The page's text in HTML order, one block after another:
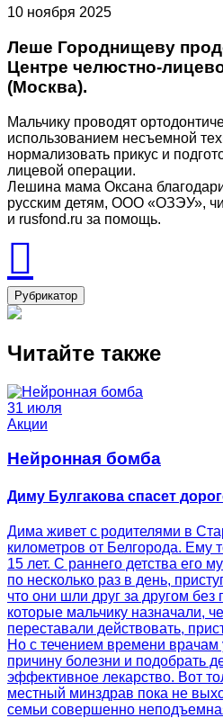
10 ноября 2025
Леше Городнищеву
Центре челюстно-
(Москва).
Мальчику проводят
использованием несъемной
нормализовать прикус и
лицевой операции.
Лешина мама Оксана
русским детям, ООО «ОЗЭУ»,
и rusfond.ru за помощь.
Рубрикатор
Читайте также
31 июля
Акции
Нейронная бомба
Диму Булгакова спасет
Дима живет с родителями в
километров от Белгорода. Ему
15 лет. С раннего детства его
по несколько раз в день,
что они шли друг за другом
которые мальчику назначали,
переставали действовать,
Но с течением времени врачам
причину болезни и подобрать
эффективное лекарство. Вот
местный минздрав пока не
семьи совершенно